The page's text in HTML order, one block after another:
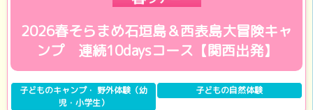
2026春そらまめ石垣島＆西表島大冒険キャ
ンプ 連続10daysコース【関西出発】
子どものキャンプ・ 野外体験（幼
児・小学生）
子どもの自然体験